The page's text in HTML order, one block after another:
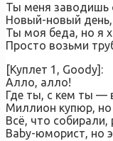
Ты меня заводишь
Новый-новый день,
Ты моя беда, но я
Просто возьми
[Куплет 1, Goody]:
Алло, алло!
Где ты, с кем ты —
Миллион купюр, но
Всё, что
Baby-юморист, но